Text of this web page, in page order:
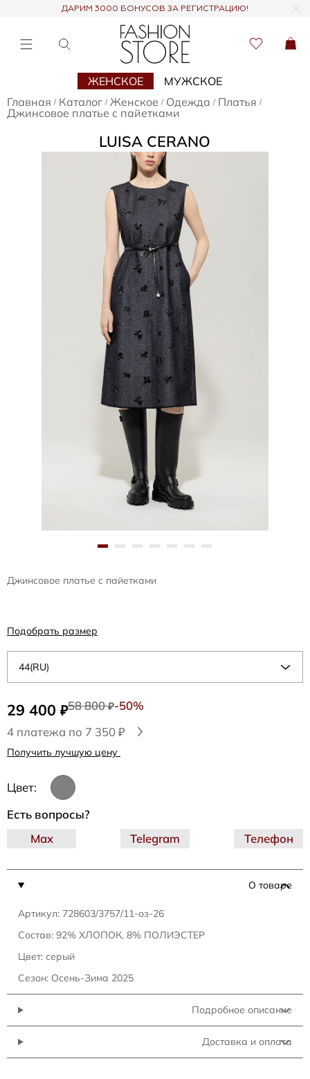
ДАРИМ 3000 БОНУСОВ ЗА РЕГИСТРАЦИЮ!
ЖЕНСКОЕ
МУЖСКОЕ
Главная / Каталог / Женское / Одежда / Платья /
Джинсовое платье с пайетками
LUISA CERANO
Джинсовое платье с пайетками
29 400 ₽58 800₽-50%
4 платежа по 7 350 ₽
Получить лучшую цену
Цвет:
44(RU)
Подобрать размер
О товаре
Артикул: 728603/3757/11-оз-26
Состав: 92% ХЛОПОК, 8% ПОЛИЭСТЕР
Цвет: серый
Сезон: Осень-Зима 2025
Подробное описание
Доставка и оплата
Есть вопросы?
Telegram
Max Телефон